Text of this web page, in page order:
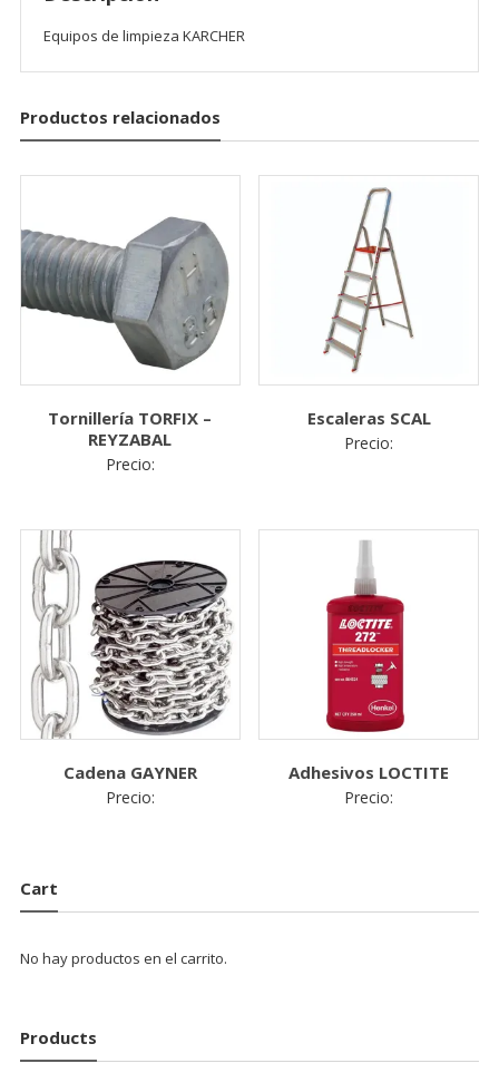
OK
European Commission |
Cookies Policy
powered by WPCookiePro
Equipos de limpieza KARCHER
Productos relacionados
Tornillería TORFIX –
REYZABAL
Precio:
Escaleras SCAL
Precio:
Cadena GAYNER
Precio:
Adhesivos LOCTITE
Precio:
Cart
No hay productos en el carrito.
Products